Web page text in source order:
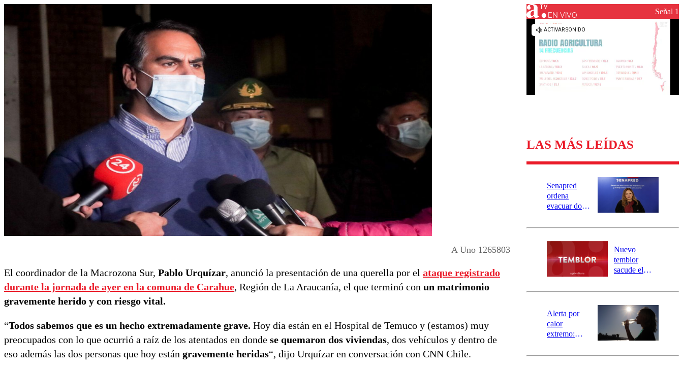
Universidad de Chile
Sustentabilidad
A Uno 1265803
El coordinador de la Macrozona Sur, Pablo Urquízar, anunció la presentación de una querella por el ataque registrado
durante la jornada de ayer en la comuna de Carahue, Región de La Araucanía, el que terminó con un matrimonio
gravemente herido y con riesgo vital.
“Todos sabemos que es un hecho extremadamente grave. Hoy día están en el Hospital de Temuco y (estamos) muy
preocupados con lo que ocurrió a raíz de los atentados en donde se quemaron dos viviendas, dos vehículos y dentro de
eso además las dos personas que hoy están gravemente heridas“, dijo Urquízar en conversación con CNN Chile.
EN VIVO Señal 1
LAS MÁS LEÍDAS
Senapred
ordena
evacuar dos
Carahue por
río Damas:
activa
mensajería
SAE
Nuevo
temblor
sacude el
revisa la
epicentro
Alerta por
calor
extremo:
activa Alerta